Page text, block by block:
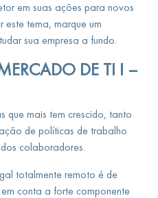
em suas ações para novos
este tema, marque um
sua empresa a fundo.
DE TI I –
que mais tem crescido, tanto
de políticas de trabalho
colaboradores.
totalmente remoto é de
conta a forte componente